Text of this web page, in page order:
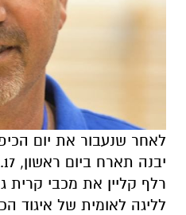
לאחר שנעבור את יום
רלף קליין את מכבי קרית
לליגה לאומית של איגוד